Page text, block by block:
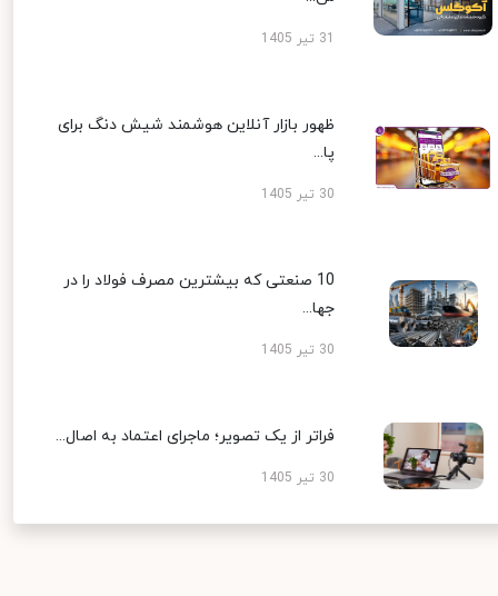
ظهور بازار آنلاین هوشمند شیش دنگ برای
پا...
30 تیر 1405
10 صنعتی که بیشترین مصرف فولاد را در
جها...
30 تیر 1405
فراتر از یک تصویر؛ ماجرای اعتماد به اصال...
30 تیر 1405